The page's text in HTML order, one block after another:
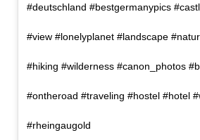
#deutschland #bestgermanypics
#view #lonelyplanet #landscape
#hiking #wilderness #canon_photos
#ontheroad #traveling #hostel #hotel
#rheingaugold